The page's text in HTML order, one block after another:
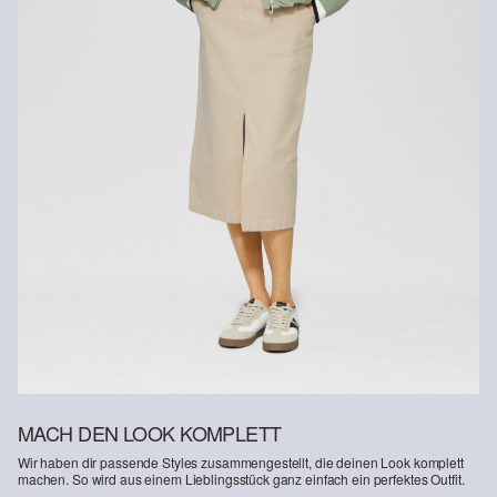
Nachhaltig zertifizierte Faser
Naturfasern aus erneuerbaren Quellen. Ihre Rohstoffe sind
ressourcenschonend angebaut.
Supporting Better Cotton: Wenn Du dich für unsere
Baumwollprodukte entscheidest, unterstützt Du unsere Investition
in die Mission von Better Cotton, Gemeinschaften zu helfen
fortzubestehen und zu gedeihen; und gleichzeitig die Umwelt zu
schützen und wiederherzustellen. Better Cotton unterstützt
landwirtschaftliche Gemeinschaften in sozialer, ökologischer und
wirtschaftlicher Hinsicht, indem Landwirt: innen in nachhaltigeren
Anbaumethoden geschult werden. Dieses Produkt wird über ein
System der Massenbilanz erzeugt und enthält daher
möglicherweise kein Better Cotton. Mehr Informationen dazu
MACH DEN LOOK KOMPLETT
Wir haben dir passende Styles zusammengestellt, die deinen Look komplett
machen. So wird aus einem Lieblingsstück ganz einfach ein perfektes Outfit.